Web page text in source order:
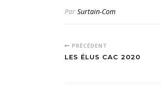
Par Surtain-Com
PRÉCÉDENT
LES ÉLUS CAC 2020